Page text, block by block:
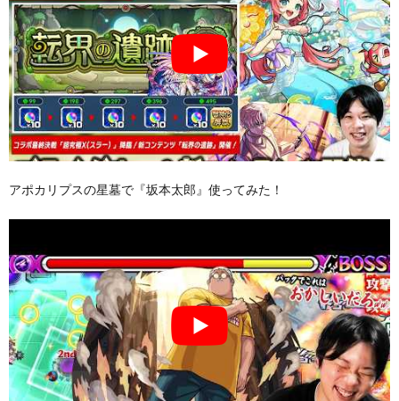
アポカリプスの星墓で『坂本太郎』使ってみた！